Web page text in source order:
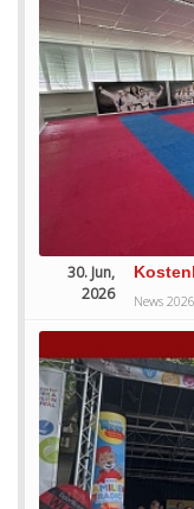
30. Jun,
2026
News 2026